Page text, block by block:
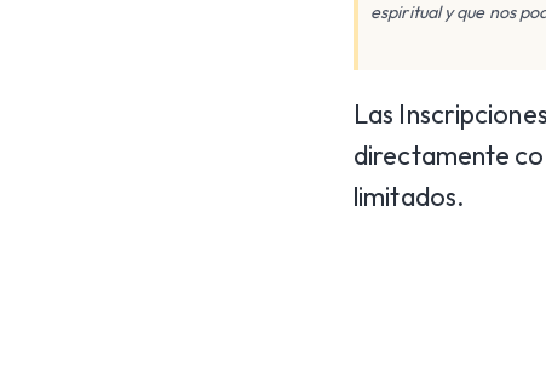
espiritual y que nos
Las
directamente
limitados.